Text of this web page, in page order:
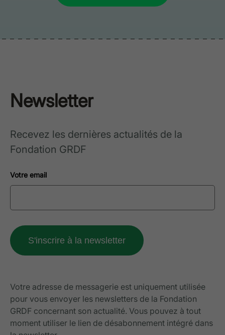
Newsletter
Recevez les dernières actualités de la
Fondation GRDF
Votre email
Votre adresse de messagerie est uniquement utilisée
pour vous envoyer les newsletters de la Fondation
GRDF concernant son actualité. Vous pouvez à tout
moment utiliser le lien de désabonnement intégré dans